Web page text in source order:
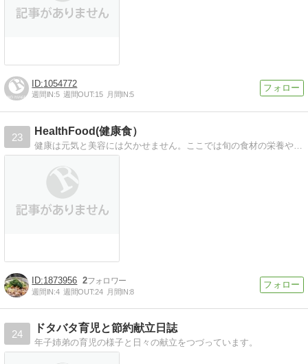
1054772
週間IN:5 週間OUT:15 月間IN:5
23
HealthFood(健康食）
健康は元気と美容には欠かせません。ここでは旬の食材の栄養やレシピ、美容効果などを紹介しています。
1873956 2
週間IN:4 週間OUT:24 月間IN:8
24
ドタバタ育児と節約献立日誌
年子姉弟の育児の様子と日々の献立をつづっています。